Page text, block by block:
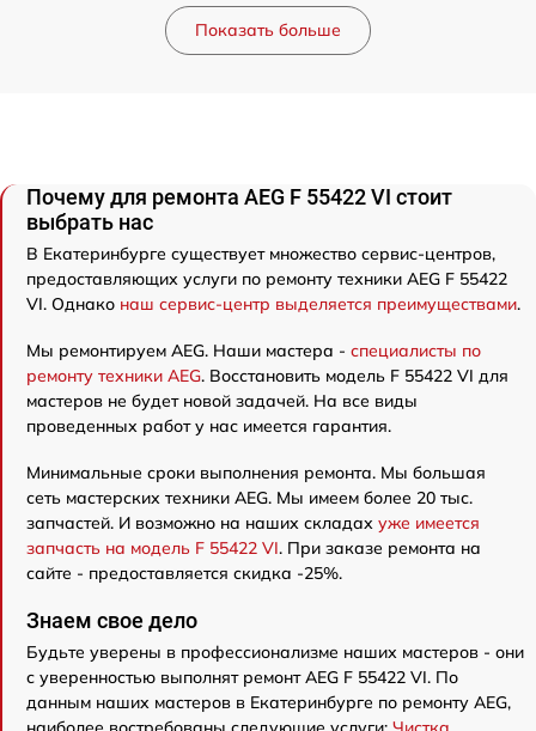
Показать больше
Почему для ремонта AEG F 55422 VI стоит
выбрать нас
В Екатеринбурге существует множество сервис-центров,
предоставляющих услуги по ремонту техники AEG F 55422
VI. Однако наш сервис-центр выделяется преимуществами.
Мы ремонтируем AEG. Наши мастера - специалисты по
ремонту техники AEG. Восстановить модель F 55422 VI для
мастеров не будет новой задачей. На все виды
проведенных работ у нас имеется гарантия.
Минимальные сроки выполнения ремонта. Мы большая
сеть мастерских техники AEG. Мы имеем более 20 тыс.
запчастей. И возможно на наших складах уже имеется
запчасть на модель F 55422 VI. При заказе ремонта на
сайте - предоставляется скидка -25%.
Знаем свое дело
Будьте уверены в профессионализме наших мастеров - они
с уверенностью выполнят ремонт AEG F 55422 VI. По
данным наших мастеров в Екатеринбурге по ремонту AEG,